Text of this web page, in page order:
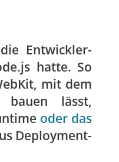
Entwickler-
hatte. So
mit dem
bauen lässt,
oder das
Deployment-